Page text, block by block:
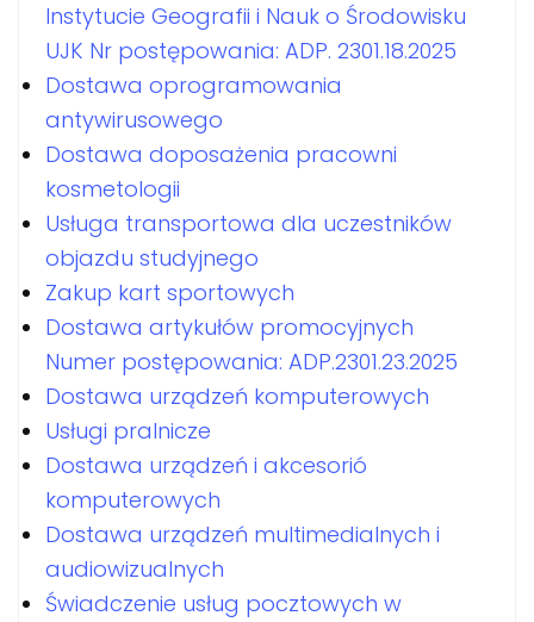
Instytucie Geografii i Nauk o Środowisku
UJK Nr postępowania: ADP. 2301.18.2025
Dostawa oprogramowania
antywirusowego
Dostawa doposażenia pracowni
kosmetologii
Usługa transportowa dla uczestników
objazdu studyjnego
Zakup kart sportowych
Dostawa artykułów promocyjnych
Numer postępowania: ADP.2301.23.2025
Dostawa urządzeń komputerowych
Usługi pralnicze
Dostawa urządzeń i akcesorió
komputerowych
Dostawa urządzeń multimedialnych i
audiowizualnych
Świadczenie usług pocztowych w